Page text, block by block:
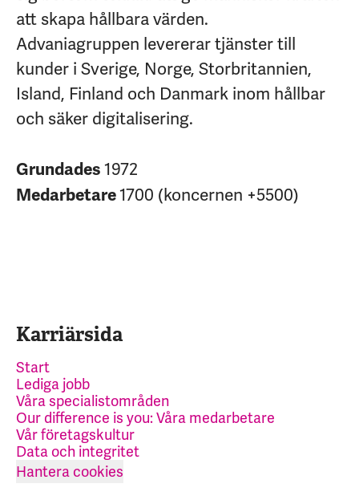
att skapa hållbara värden.
Advaniagruppen levererar tjänster till
kunder i Sverige, Norge, Storbritannien,
Island, Finland och Danmark inom hållbar
och säker digitalisering.
Grundades1972
Medarbetare1700 (koncernen +5500)
Karriärsida
Start
Lediga jobb
Våra specialistområden
Our difference is you: Våra medarbetare
Vår företagskultur
Data och integritet
Hantera cookies